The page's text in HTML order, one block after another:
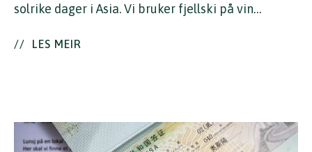
solrike dager i Asia. Vi bruker fjellski på vin…
// LES MEIR